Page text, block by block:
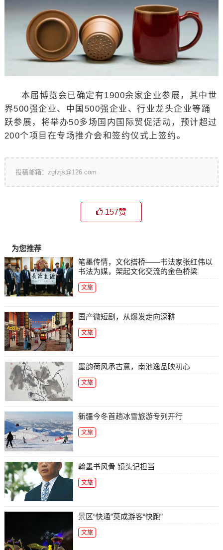
本届博览会已确定有1900余家企业参展，其中世
界500强企业、中国500强企业、行业龙头企业等踊
跃参展，将举办50多场国内国际贸促活动，预计超过
200个项目在专场推介会和签约仪式上签约。
投稿邮箱：zgfzjs@126.com
157赞
为您推荐
笔墨传情，文化搭桥——书法家张红伟以
书法为媒，架起文化交流的金色桥梁
文旅
国产微短剧，从爆发走向深耕
文旅
墨韵荷风承古意，南池逸品映初心
文旅
新疆今冬首趟冰雪旅游专列开行
文旅
翰墨书风骨 镜头记担当
文旅
景区“快通”莫成游客“快跑”
文旅